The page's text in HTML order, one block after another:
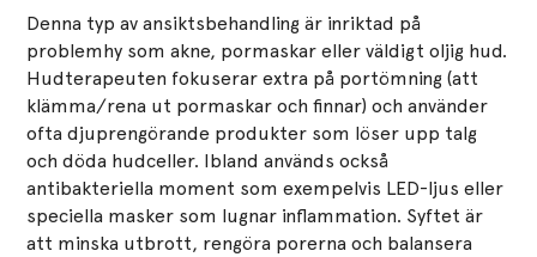
Denna typ av ansiktsbehandling är inriktad på
problemhy som akne, pormaskar eller väldigt oljig hud.
Hudterapeuten fokuserar extra på portömning (att
klämma/rena ut pormaskar och finnar) och använder
ofta djuprengörande produkter som löser upp talg
och döda hudceller. Ibland används också
antibakteriella moment som exempelvis LED-ljus eller
speciella masker som lugnar inflammation. Syftet är
att minska utbrott, rengöra porerna och balansera